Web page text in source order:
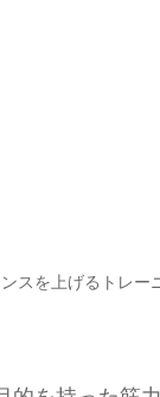
スを上げるトレー